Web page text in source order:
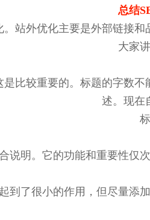
总结
站外优化主要是外部链接
大家
比较重要的。标题的字数
述。现在
说明。它的功能和重要性仅
到了很小的作用，但尽量添